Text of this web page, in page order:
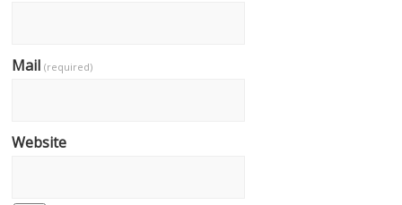
Mail(required)
Website